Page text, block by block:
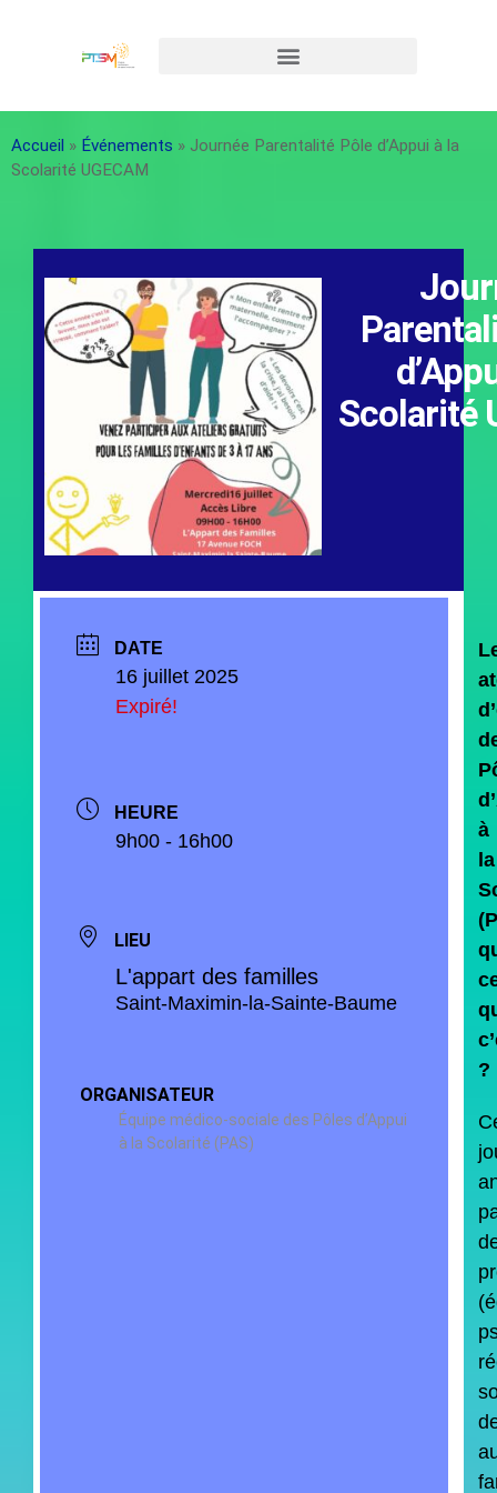
Accueil » Événements » Journée Parentalité Pôle d’Appui à la
Scolarité UGECAM
Scolarité
DATE
16 juillet 2025
Expiré!
HEURE
9h00 - 16h00
LIEU
L'appart des familles
Saint-Maximin-la-Sainte-Baume
ORGANISATEUR
Équipe médico-sociale des Pôles d’Appui
à la Scolarité (PAS)
à
la
?